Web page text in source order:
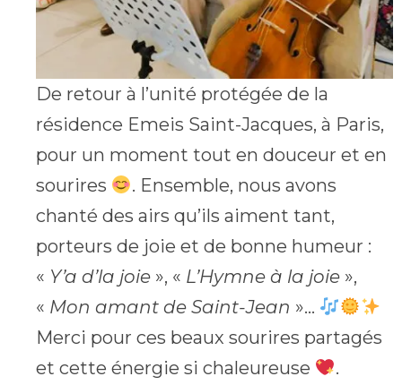
De retour à l’unité protégée de la
résidence Emeis Saint-Jacques, à Paris,
pour un moment tout en douceur et en
sourires
. Ensemble, nous avons
chanté des airs qu’ils aiment tant,
porteurs de joie et de bonne humeur :
« Y’a d’la joie », « L’Hymne à la joie »,
« Mon amant de Saint-Jean »…
Merci pour ces beaux sourires partagés
et cette énergie si chaleureuse
.